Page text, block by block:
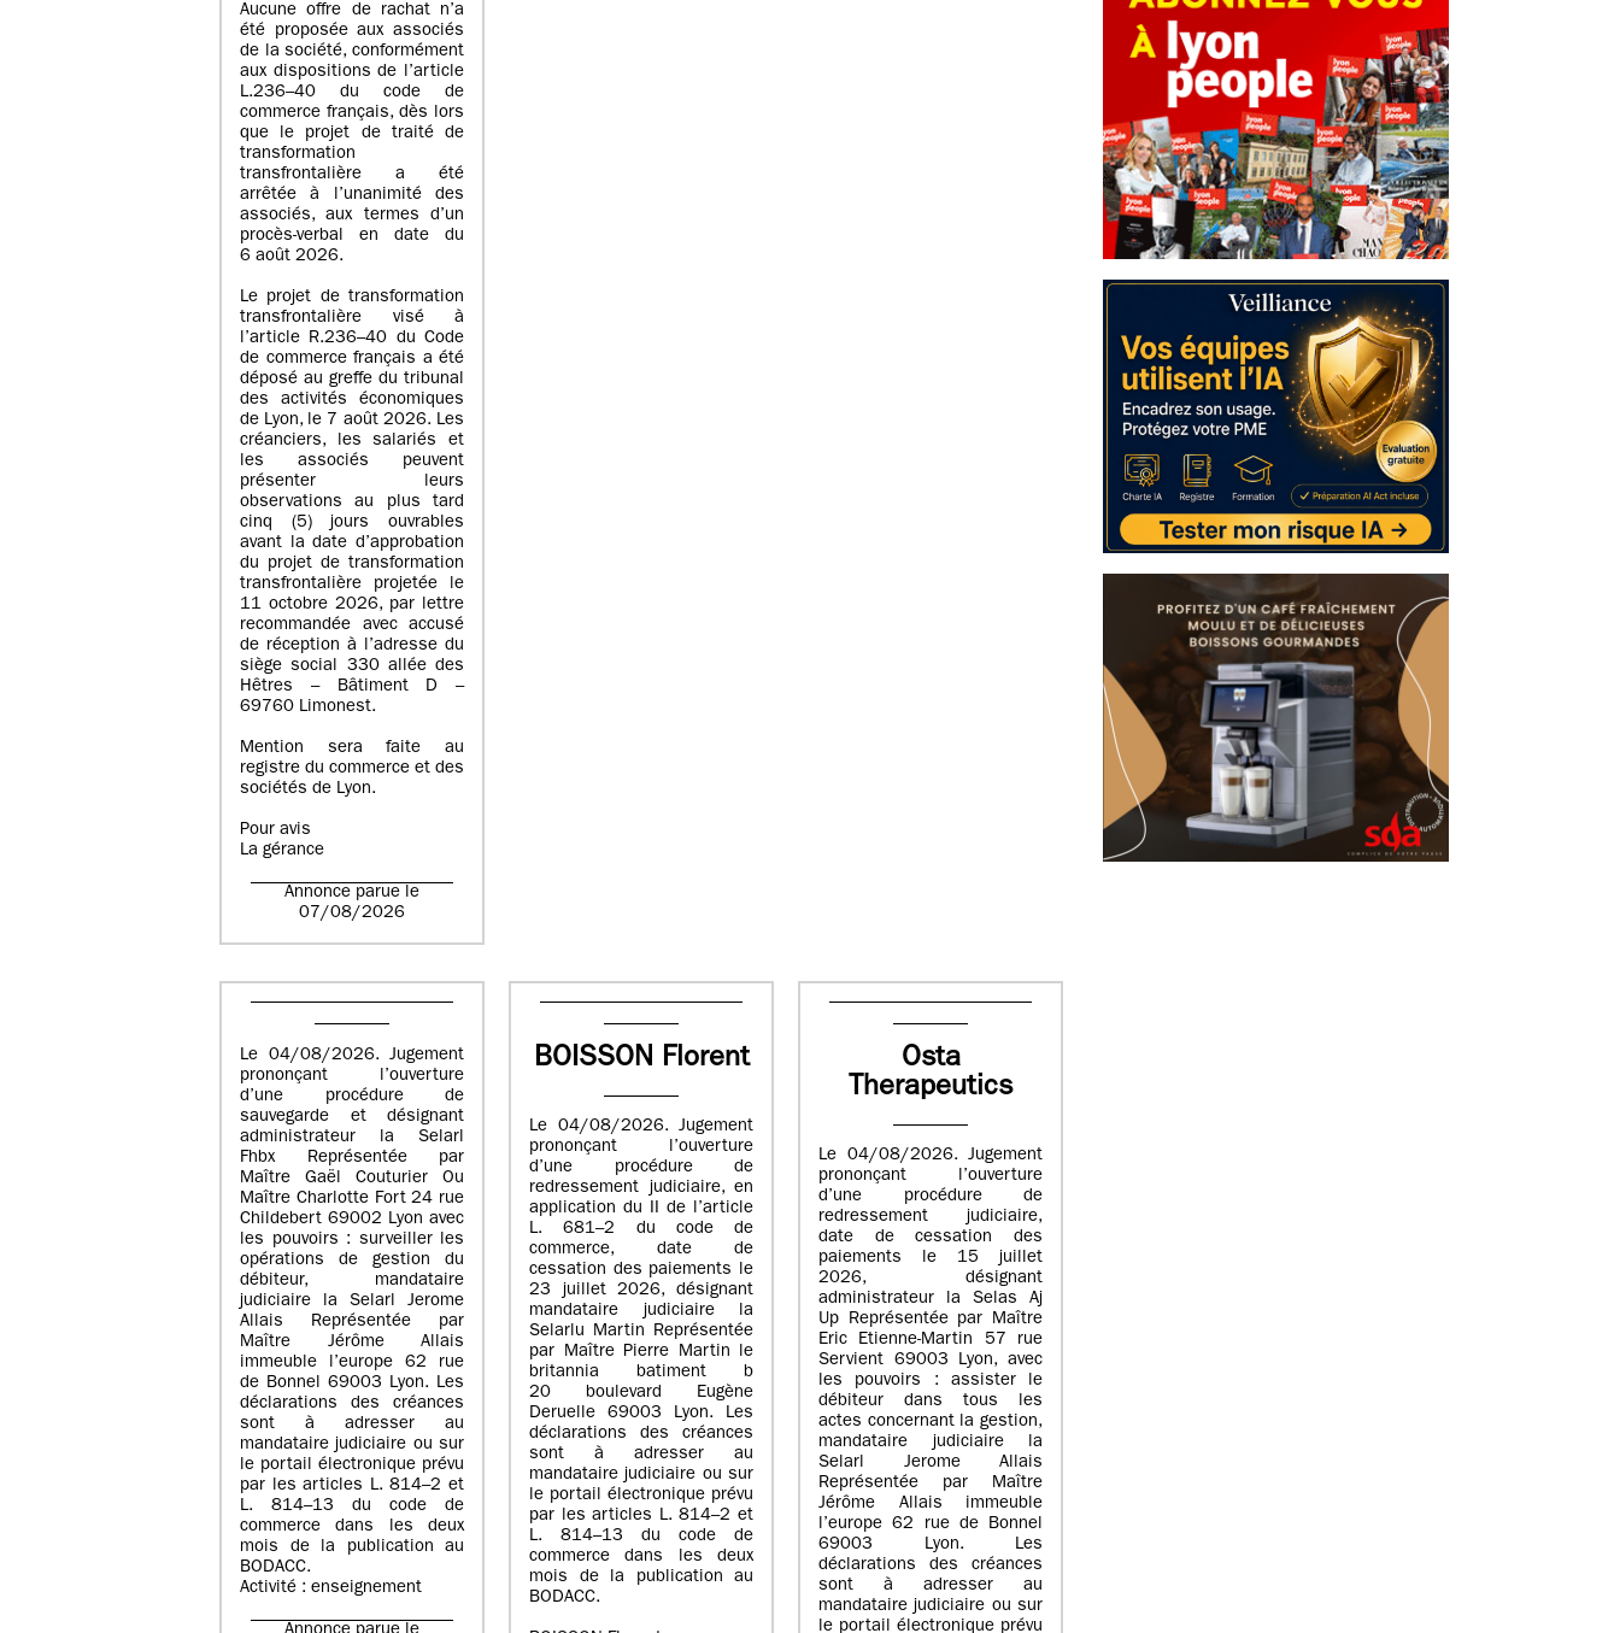
Aucune offre de rachat n’a
été proposée aux associés
de la société, conformément
aux dispositions de l’article
L.236–40 du code de
commerce français, dès lors
que le projet de traité de
transformation
transfrontalière a été
arrêtée à l’unanimité des
associés, aux termes d’un
procès-verbal en date du
6 août 2026.
Le projet de transformation
transfrontalière visé à
l’article R.236–40 du Code
de commerce français a été
déposé au greffe du tribunal
des activités économiques
de Lyon, le 7 août 2026. Les
créanciers, les salariés et
les associés peuvent
présenter leurs
observations au plus tard
cinq (5) jours ouvrables
avant la date d’approbation
du projet de transformation
transfrontalière projetée le
11 octobre 2026, par lettre
recommandée avec accusé
de réception à l’adresse du
siège social 330 allée des
Hêtres – Bâtiment D –
69760 Limonest.
Mention sera faite au
registre du commerce et des
sociétés de Lyon.
Pour avis
La gérance
Annonce parue le
07/08/2026
Le 04/08/2026. Jugement
prononçant l’ouverture
d’une procédure de
sauvegarde et désignant
administrateur la Selarl
Fhbx Représentée par
Maître Gaël Couturier Ou
Maître Charlotte Fort 24 rue
Childebert 69002 Lyon avec
les pouvoirs : surveiller les
opérations de gestion du
débiteur, mandataire
judiciaire la Selarl Jerome
Allais Représentée par
Maître Jérôme Allais
immeuble l’europe 62 rue
de Bonnel 69003 Lyon. Les
déclarations des créances
sont à adresser au
mandataire judiciaire ou sur
le portail électronique prévu
par les articles L. 814–2 et
L. 814–13 du code de
commerce dans les deux
mois de la publication au
BODACC.
Activité : enseignement
BOISSON Florent
Le 04/08/2026. Jugement
prononçant l’ouverture
d’une procédure de
redressement judiciaire, en
application du II de l’article
L. 681–2 du code de
commerce, date de
cessation des paiements le
23 juillet 2026, désignant
mandataire judiciaire la
Selarlu Martin Représentée
par Maître Pierre Martin le
britannia batiment b
20 boulevard Eugène
Deruelle 69003 Lyon. Les
déclarations des créances
sont à adresser au
mandataire judiciaire ou sur
le portail électronique prévu
par les articles L. 814–2 et
L. 814–13 du code de
commerce dans les deux
mois de la publication au
BODACC.
Osta
Therapeutics
Le 04/08/2026. Jugement
prononçant l’ouverture
d’une procédure de
redressement judiciaire,
date de cessation des
paiements le 15 juillet
2026, désignant
administrateur la Selas Aj
Up Représentée par Maître
Eric Etienne-Martin 57 rue
Servient 69003 Lyon, avec
les pouvoirs : assister le
débiteur dans tous les
actes concernant la gestion,
mandataire judiciaire la
Selarl Jerome Allais
Représentée par Maître
Jérôme Allais immeuble
l’europe 62 rue de Bonnel
69003 Lyon. Les
déclarations des créances
sont à adresser au
mandataire judiciaire ou sur
le portail électronique prévu